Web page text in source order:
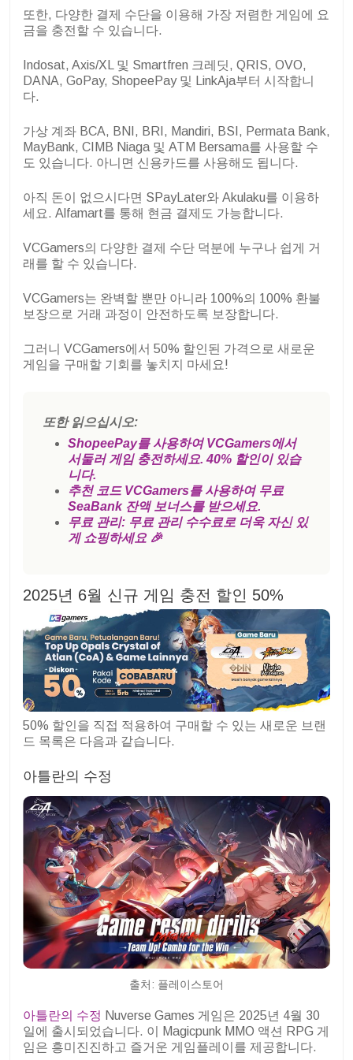
또한, 다양한 결제 수단을 이용해 가장 저렴한 게임에 요
금을 충전할 수 있습니다.
Indosat, Axis/XL 및 Smartfren 크레딧, QRIS, OVO,
DANA, GoPay, ShopeePay 및 LinkAja부터 시작합니
다.
가상 계좌 BCA, BNI, BRI, Mandiri, BSI, Permata Bank,
MayBank, CIMB Niaga 및 ATM Bersama를 사용할 수
도 있습니다. 아니면 신용카드를 사용해도 됩니다.
아직 돈이 없으시다면 SPayLater와 Akulaku를 이용하
세요. Alfamart를 통해 현금 결제도 가능합니다.
VCGamers의 다양한 결제 수단 덕분에 누구나 쉽게 거
래를 할 수 있습니다.
VCGamers는 완벽할 뿐만 아니라 100%의 100% 환불
보장으로 거래 과정이 안전하도록 보장합니다.
그러니 VCGamers에서 50% 할인된 가격으로 새로운
게임을 구매할 기회를 놓치지 마세요!
또한 읽으십시오:
ShopeePay를 사용하여 VCGamers에서
서둘러 게임 충전하세요. 40% 할인이 있습
니다.
추천 코드 VCGamers를 사용하여 무료
SeaBank 잔액 보너스를 받으세요.
무료 관리: 무료 관리 수수료로 더욱 자신 있
게 쇼핑하세요 🎉
2025년 6월 신규 게임 충전 할인 50%
50% 할인을 직접 적용하여 구매할 수 있는 새로운 브랜
드 목록은 다음과 같습니다.
아틀란의 수정
출처: 플레이스토어
아틀란의 수정 Nuverse Games 게임은 2025년 4월 30
일에 출시되었습니다. 이 Magicpunk MMO 액션 RPG 게
임은 흥미진진하고 즐거운 게임플레이를 제공합니다.